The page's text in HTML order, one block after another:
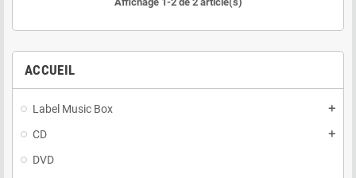
ACCUEIL
Label Music Box add
CD add
DVD